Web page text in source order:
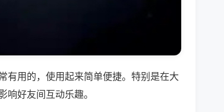
有用的，使用起来简单便捷。特别是在大
好友间互动乐趣。